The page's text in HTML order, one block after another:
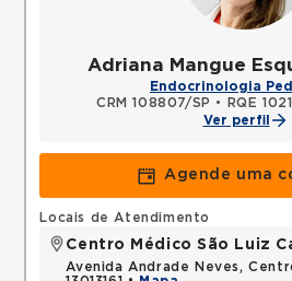
Adriana Mangue
Endocrinologia
CRM 108807/SP •
RQE
Ver perfil
Agende uma
Locais de Atendimento
Centro Médico São Luiz
Avenida Andrade Neves,